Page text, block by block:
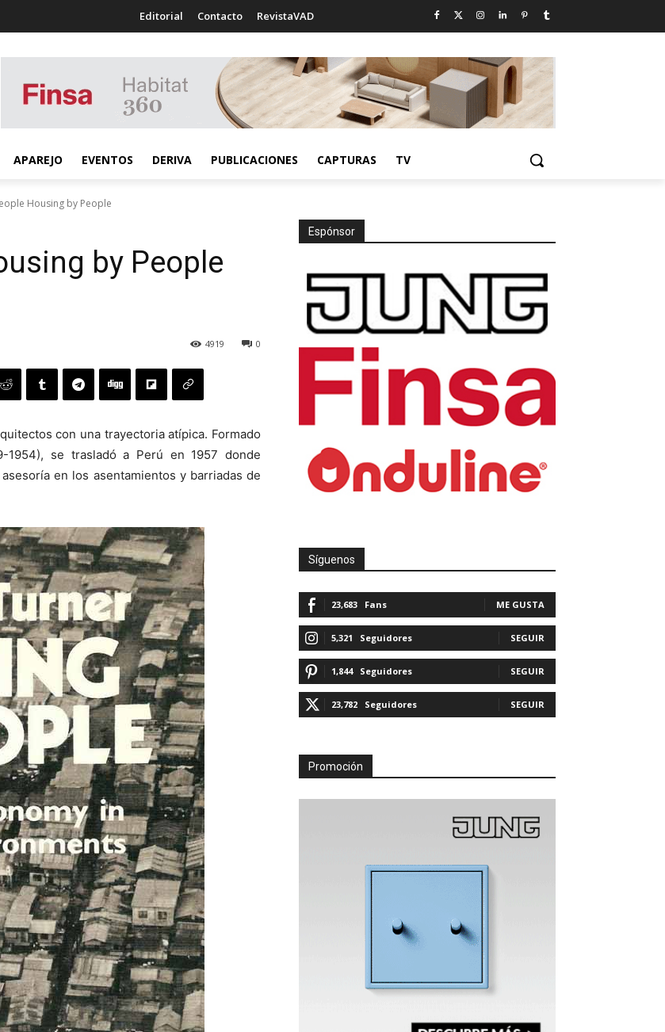
Editorial Contacto RevistaVAD
APAREJO EVENTOS DERIVA PUBLICACIONES CAPTURAS TV
Housing by People
by People
0
4919
con una trayectoria atípica. Formado
1954), se trasladó a Perú en 1957 donde
en los asentamientos y barriadas de
Espónsor
Síguenos
23,683 Fans ME GUSTA
5,321 Seguidores SEGUIR
1,844 Seguidores SEGUIR
23,782 Seguidores SEGUIR
Promoción